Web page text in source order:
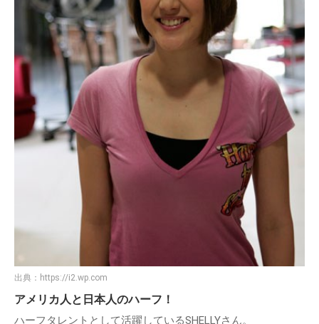
出典： https://i2.wp.com
アメリカ人と日本人のハーフ！
ハーフタレントとして活躍しているSHELLYさん。